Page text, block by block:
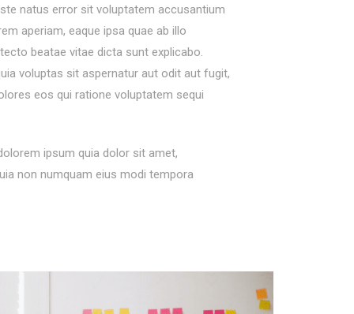
natus error sit voluptatem accusantium
aperiam, eaque ipsa quae ab illo
beatae vitae dicta sunt explicabo.
voluptas sit aspernatur aut odit aut fugit,
eos qui ratione voluptatem sequi
ipsum quia dolor sit amet,
non numquam eius modi tempora